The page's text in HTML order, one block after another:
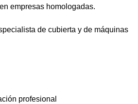
empresas homologadas.
de cubierta y de máquinas
profesional